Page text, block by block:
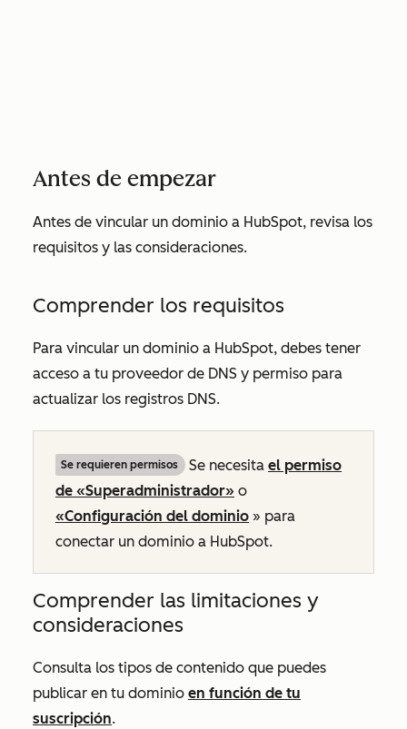
Antes de empezar
Antes de vincular un dominio a HubSpot, revisa los
requisitos y las consideraciones.
Comprender los requisitos
Para vincular un dominio a HubSpot, debes tener
acceso a tu proveedor de DNS y permiso para
actualizar los registros DNS.
Se requieren permisos Se necesita el permiso
de «Superadministrador» o
«Configuración del dominio » para
conectar un dominio a HubSpot.
Comprender las limitaciones y
consideraciones
Consulta los tipos de contenido que puedes
publicar en tu dominio en función de tu
suscripción.